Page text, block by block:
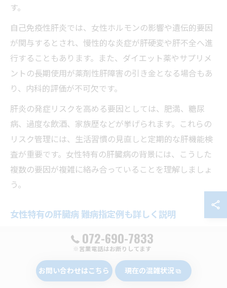
す。
自己免疫性肝炎では、女性ホルモンの影響や遺伝的要因
が関与するとされ、慢性的な炎症が肝硬変や肝不全へ進
行することもあります。また、ダイエット薬やサプリメ
ントの長期使用が薬剤性肝障害の引き金となる場合もあ
り、内科的評価が不可欠です。
肝炎の発症リスクを高める要因としては、肥満、糖尿
病、過度な飲酒、家族歴などが挙げられます。これらの
リスク管理には、生活習慣の見直しと定期的な肝機能検
査が重要です。女性特有の肝臓病の背景には、こうした
複数の要因が複雑に絡み合っていることを理解しましょ
う。
女性特有の肝臓病 難病指定例も詳しく説明
女性に多い肝臓病の中には、国から難病指定されている
疾患も存在します。代表的なものに自己免疫性肝炎や原
発性胆汁性胆管炎（PBC）があり、いずれも発症者の約8
割が女性とされています。
072-690-7833
※営業電話はお断りしてます
お問い合わせはこちら 現在の混雑状況